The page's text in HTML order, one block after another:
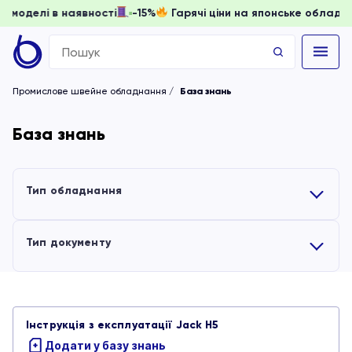
моделі в наявності -15% Гарячі ціни на японське
Search
for:
Промислове швейне обладнання База знань
База знань
Тип обладнання
Усі
Обладнання для волого-теплової обробки
Тип документу
Інструкції
Інструкція з експлуатації Jack H5
Додати у базу знань